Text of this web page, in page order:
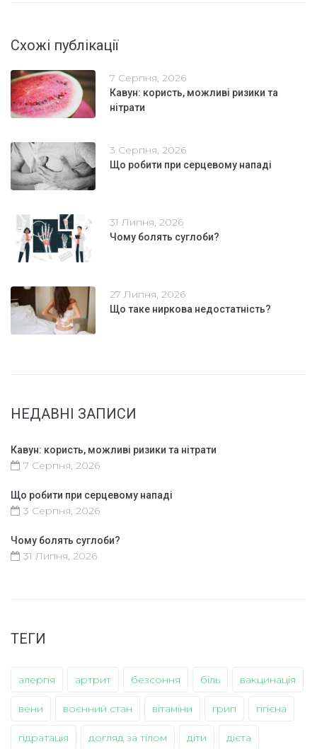
Схожі публікації
7 Серпня, 2026
Кавун: користь, можливі ризики та
нітрати
3 Серпня, 2026
Що робити при серцевому нападі
31 Липня, 2026
Чому болять суглоби?
27 Липня, 2026
Що таке ниркова недостатність?
НЕДАВНІ ЗАПИСИ
Кавун: користь, можливі ризики та нітрати
7 Серпня, 2026
Що робити при серцевому нападі
3 Серпня, 2026
Чому болять суглоби?
31 Липня, 2026
ТЕГИ
алергія артрит безсоння біль вакцинація
вени воєнний стан вітаміни грип гігієна
гідратація догляд за тілом діти дієта